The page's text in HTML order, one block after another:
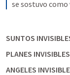
se sostuvo
SUNTOS
PLANES INVISIBLES
ANGELES